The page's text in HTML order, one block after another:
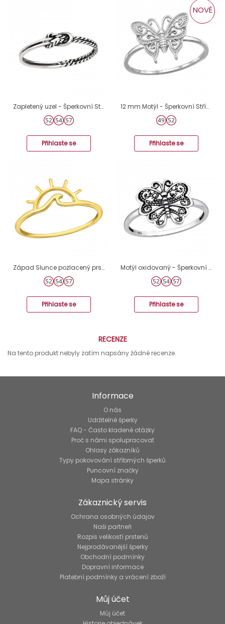
Zapletený uzel - Šperkovní Stříbro 925 Prsteny Bez Kamenů A4S45228
Přihlaste se
12 mm Motýl - Šperkovní Stříbro 925 Prsteny Bez Kamenů A4S51001
NOVÉ
Přihlaste se
Západ Slunce pozlacený prsten - Šperkovní Stříbro 925 Prsteny Bez Kamenů A4S46390
Přihlaste se
Motýl oxidovaný - Šperkovní Stříbro 925 Prsteny Bez Kamenů A4S47623
Přihlaste se
RECENZE
Na tento produkt nebyly zatím napsány žádné recenze.
Informace
O nás
Udržitelné šperky
FAQ - Často kladené otázky
Proč s námi spolupracovat
Ohlasy zákazníků
Typy pokovování stříbrných šperků
Puncovní značky
Mapa stránky
Zákaznický servis
Ochrana osobných údajov
Naši partneři
Rozpis velikostí prstenů
Nejprodávanější šperky
Obchodní podmínky
Dopravní informace
Platební podmínky a vrácení zboží
Můj účet
Můj účet